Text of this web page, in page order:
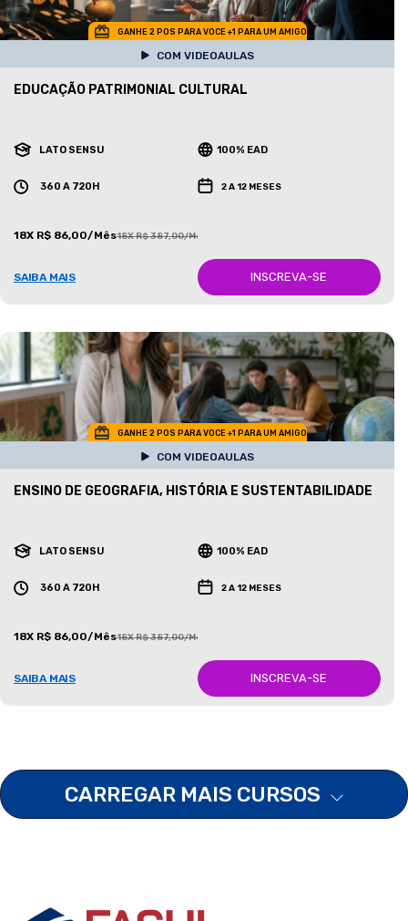
GANHE 2 POS PARA VOCE +1 PARA UM AMIGO
COM VIDEOAULAS
EDUCAÇÃO PATRIMONIAL CULTURAL
LATO SENSU 100% EAD
360 A 720H 2 A 12 MESES
18X R$ 86,00/Mês18X R$ 387,00/Mês
SAIBA MAIS INSCREVA-SE
GANHE 2 POS PARA VOCE +1 PARA UM AMIGO
COM VIDEOAULAS
ENSINO DE GEOGRAFIA, HISTÓRIA E SUSTENTABILIDADE
LATO SENSU 100% EAD
360 A 720H 2 A 12 MESES
18X R$ 86,00/Mês18X R$ 387,00/Mês
SAIBA MAIS INSCREVA-SE
CARREGAR MAIS CURSOS